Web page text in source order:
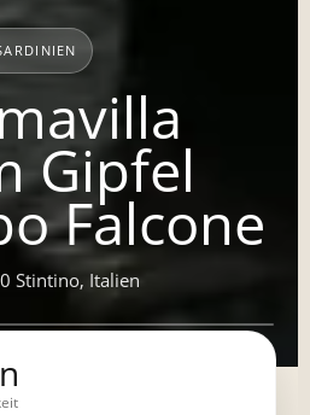
Gipfel
Falcone
Stintino, Italien